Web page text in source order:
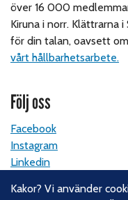
över 16 000
Kiruna i norr. Klättrarna
för din talan, oavsett
vårt hållbarhetsarbete.
Följ oss
Facebook
Instagram
Linkedin
Kakor? Vi använder